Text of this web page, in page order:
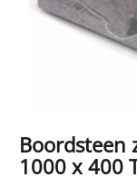
Boordsteen
1000 x 400